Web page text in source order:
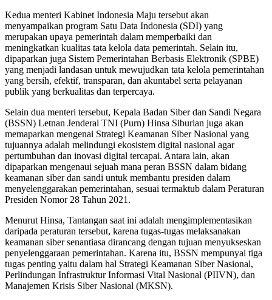
Kedua menteri Kabinet Indonesia Maju tersebut akan
menyampaikan program Satu Data Indonesia (SDI) yang
merupakan upaya pemerintah dalam memperbaiki dan
meningkatkan kualitas tata kelola data pemerintah. Selain itu,
dipaparkan juga Sistem Pemerintahan Berbasis Elektronik (SPBE)
yang menjadi landasan untuk mewujudkan tata kelola pemerintahan
yang bersih, efektif, transparan, dan akuntabel serta pelayanan
publik yang berkualitas dan terpercaya.
Selain dua menteri tersebut, Kepala Badan Siber dan Sandi Negara
(BSSN) Letnan Jenderal TNI (Purn) Hinsa Siburian juga akan
memaparkan mengenai Strategi Keamanan Siber Nasional yang
tujuannya adalah melindungi ekosistem digital nasional agar
pertumbuhan dan inovasi digital tercapai. Antara lain, akan
dipaparkan mengenaui sejuah mana peran BSSN dalam bidang
keamanan siber dan sandi untuk membantu presiden dalam
menyelenggarakan pemerintahan, sesuai termaktub dalam Peraturan
Presiden Nomor 28 Tahun 2021.
Menurut Hinsa, Tantangan saat ini adalah mengimplementasikan
daripada peraturan tersebut, karena tugas-tugas melaksanakan
keamanan siber senantiasa dirancang dengan tujuan menyukseskan
penyelenggaraan pemerintahan. Karena itu, BSSN mempunyai tiga
tugas penting yaitu dalam hal Strategi Keamanan Siber Nasional,
Perlindungan Infrastruktur Informasi Vital Nasional (PIIVN), dan
Manajemen Krisis Siber Nasional (MKSN).